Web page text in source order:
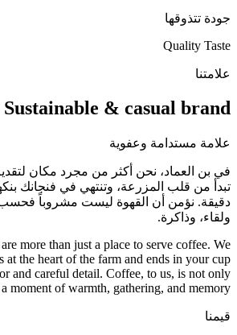
جودة تتذوقها
Quality Taste
علامتنا
Sustainable & casual brand
علامة مستدامة وعفوية
في بن العماد، نحن أكثر من مجرد مكان
تبدأ من قلب المزرعة، وتنتهي في فنجانك
دقيقة. نؤمن أن القهوة ليست مشروباً
ولقاء، وذاكرة.
more than just a place to serve coffee. We
at the heart of the farm and ends in your cup
and careful detail. Coffee, to us, is not only
moment of warmth, gathering, and memory.
قيمنا